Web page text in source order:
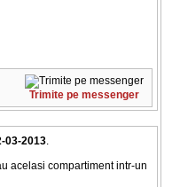
Trimite pe messenger
03-2013.
acelasi compartiment intr-un